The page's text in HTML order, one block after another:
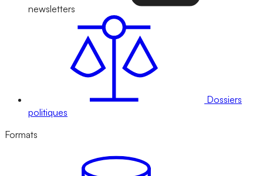
newsletters
Dossiers
politiques
Formats